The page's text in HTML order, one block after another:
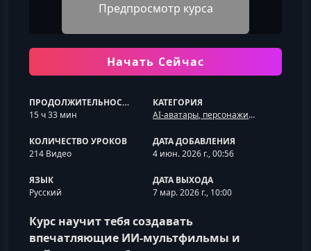
Предпросмотр курса
Начать Сейчас
ПРОДОЛЖИТЕЛЬНОСТЬ
15 ч 33 мин
КАТЕГОРИЯ
AI-аватары, персонажи и анимация
КОЛИЧЕСТВО УРОКОВ
214 Видео
ДАТА ДОБАВЛЕНИЯ
4 июн. 2026 г., 00:56
ЯЗЫК
Русский
ДАТА ВЫХОДА
7 мар. 2026 г., 10:00
Курс научит тебя создавать
впечатляющие ИИ‑мультфильмы и